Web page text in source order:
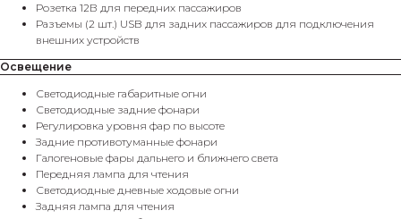
Розетка 12В для передних пассажиров
Разъемы (2 шт.) USB для задних пассажиров для подключения
внешних устройств
Освещение
Светодиодные габаритные огни
Светодиодные задние фонари
Регулировка уровня фар по высоте
Задниe противотуманные фонари
Галогеновые фары дальнего и ближнего света
Передняя лампа для чтения
Светодиодные дневные ходовые огни
Задняя лампа для чтения